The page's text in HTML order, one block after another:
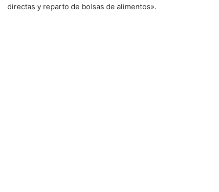
directas y reparto de bolsas de alimentos».